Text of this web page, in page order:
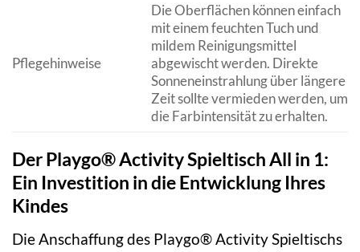
Pflegehinweise
Die Oberflächen können einfach
mit einem feuchten Tuch und
mildem Reinigungsmittel
abgewischt werden. Direkte
Sonneneinstrahlung über längere
Zeit sollte vermieden werden, um
die Farbintensität zu erhalten.
Der Playgo® Activity Spieltisch All in 1:
Ein Investition in die Entwicklung Ihres
Kindes
Die Anschaffung des Playgo® Activity Spieltischs